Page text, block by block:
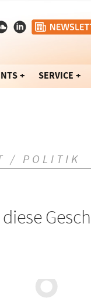
SERVICE
/ POLITIK